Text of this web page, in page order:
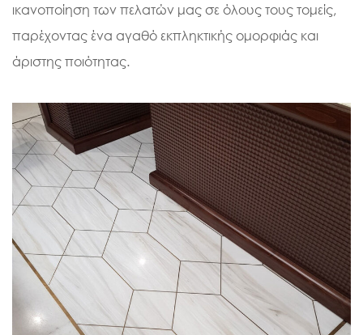
ικανοποίηση των πελατών μας σε όλους τους τομείς,
παρέχοντας ένα αγαθό εκπληκτικής ομορφιάς και
άριστης ποιότητας.